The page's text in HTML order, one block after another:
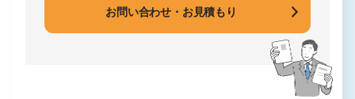
お問い合わせ・お見積もり